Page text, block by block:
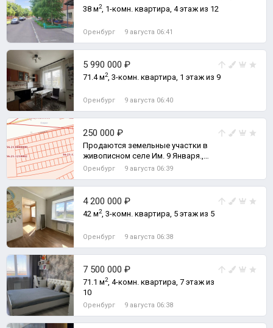
38 м2, 1-комн. квартира, 4 этаж из 12
Оренбург 9 августа 06:41
5 990 000 ₽
71.4 м2, 3-комн. квартира, 1 этаж из 9
Оренбург 9 августа 06:40
250 000 ₽
Продаются земельные участки в
живописном селе Им. 9 Января.,
Земельный участок
Оренбург 9 августа 06:39
4 200 000 ₽
42 м2, 3-комн. квартира, 5 этаж из 5
Оренбург 9 августа 06:38
7 500 000 ₽
71.1 м2, 4-комн. квартира, 7 этаж из
10
Оренбург 9 августа 06:38